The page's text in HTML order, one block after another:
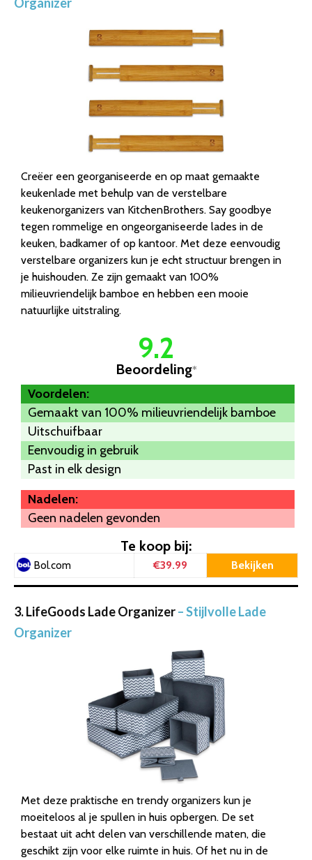
Creëer een georganiseerde en op maat gemaakte
keukenlade met behulp van de verstelbare
keukenorganizers van KitchenBrothers. Say goodbye
tegen rommelige en ongeorganiseerde lades in de
keuken, badkamer of op kantoor. Met deze eenvoudig
verstelbare organizers kun je echt structuur brengen in
je huishouden. Ze zijn gemaakt van 100%
milieuvriendelijk bamboe en hebben een mooie
natuurlijke uitstraling.
9.2
Beoordeling*
Voordelen:
Gemaakt van 100% milieuvriendelijk bamboe
Uitschuifbaar
Eenvoudig in gebruik
Past in elk design
Nadelen:
Geen nadelen gevonden
Te koop bij:
Bol.com €39.99 Bekijken
3. LifeGoods Lade Organizer– Stijlvolle Lade
Organizer
Met deze praktische en trendy organizers kun je
moeiteloos al je spullen in huis opbergen. De set
bestaat uit acht delen van verschillende maten, die
geschikt zijn voor elke ruimte in huis. Of het nu in de